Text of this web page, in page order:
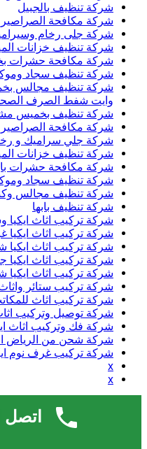
شركة تنظيف بالجبيل
شركة مكافحة
شركة جلى رخام
شركة تنظيف خزانات
شركة مكافحة حشرات
شركة تنظيف سجاد
شركة تنظيف مجالس
وايت شفط الصرف
شركة تنظيف بخميس
شركة مكافحة الصراصير
شركة جلي سراميك و
شركة تنظيف خزانات
شركة مكافحة حشرات
شركة تنظيف سجاد
شركة تنظيف مجالس
شركة تنظيف بابها
شركة تركيب اثاث ايكيا
شركة تركيب اثاث ايكيا
شركة تركيب اثاث ايكيا
شركة تركيب اثاث ايكيا
شركة تركيب اثاث ايكيا
شركة تركيب ستائر
شركة تركيب اثاث
شركة توصيل وتركيب
شركة فك وتركيب اثاث
شركة شحن من الرياض
شركة تركيب غرف نوم
x
x
اتصل الان